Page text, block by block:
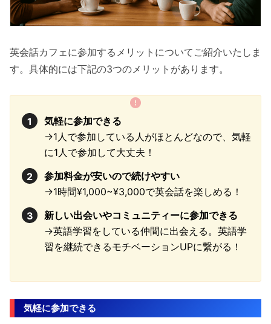
英会話カフェに参加するメリットについてご紹介いたしま
す。具体的には下記の3つのメリットがあります。
気軽に参加できる
→1人で参加している人がほとんどなので、気軽
に1人で参加して大丈夫！
参加料金が安いので続けやすい
→1時間¥1,000~¥3,000で英会話を楽しめる！
新しい出会いやコミュニティーに参加できる
→英語学習をしている仲間に出会える。英語学
習を継続できるモチベーションUPに繋がる！
気軽に参加できる